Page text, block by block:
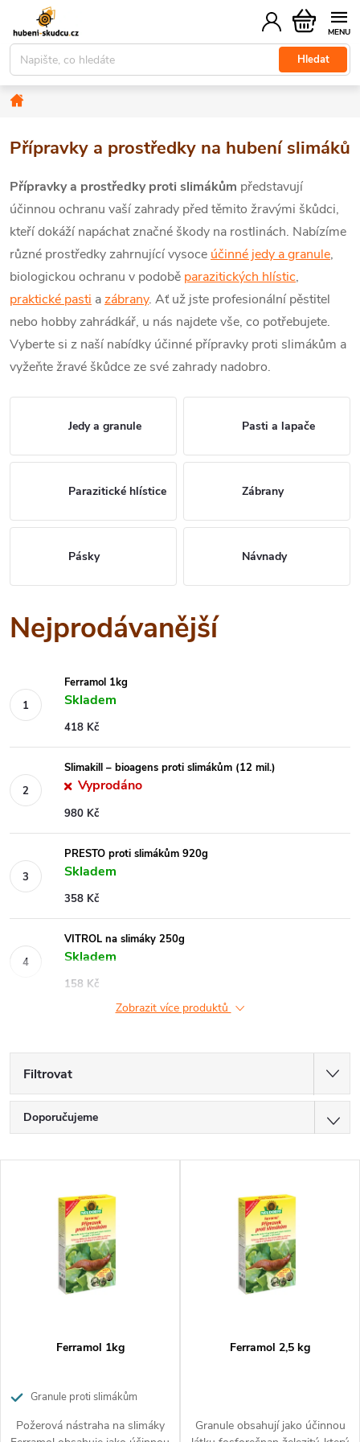
obsah
Hledat
Nákupní
košík
Domů
Přípravky a prostředky na hubení slimáků
Přípravky a prostředky proti slimákům představují
účinnou ochranu vaší zahrady před těmito žravými škůdci,
kteří dokáží napáchat značné škody na rostlinách. Nabízíme
různé prostředky zahrnující vysoce účinné jedy a granule,
biologickou ochranu v podobě parazitických hlístic,
praktické pasti azábrany. Ať už jste profesionální pěstitel
nebo hobby zahrádkář, u nás najdete vše, co potřebujete.
Vyberte si z naší nabídky účinné přípravky proti slimákům a
vyžeňte žravé škůdce ze své zahrady nadobro.
Jedy a granule Pasti a lapače
Parazitické hlístice Zábrany
Pásky Návnady
Nejprodávanější
Ferramol 1kg
Skladem
418 Kč
Slimakill – bioagens proti slimákům (12 mil.)
Vyprodáno
980 Kč
PRESTO proti slimákům 920g
Skladem
358 Kč
VITROL na slimáky 250g
Skladem
158 Kč
Zobrazit více produktů
Filtrovat
Ř
a
o
Doporučujeme
Nejprodávanější
Abecedně
r
o
Ferramol 1kg
Granule proti slimákům
Požerová nástraha na slimáky
Ferramol 2,5 kg
Granule obsahují jako účinnou